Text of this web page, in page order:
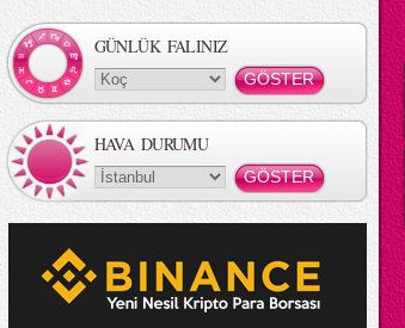
GÜNLÜK FALINIZ
HAVA DURUMU